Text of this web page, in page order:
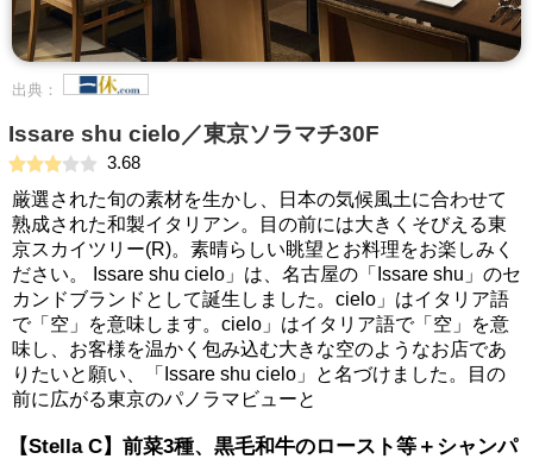
出典：
Issare shu cielo／東京ソラマチ30F
3.68
厳選された旬の素材を生かし、日本の気候風土に合わせて
熟成された和製イタリアン。目の前には大きくそびえる東
京スカイツリー(R)。素晴らしい眺望とお料理をお楽しみく
ださい。 Issare shu cielo」は、名古屋の「Issare shu」のセ
カンドブランドとして誕生しました。cielo」はイタリア語
で「空」を意味します。cielo」はイタリア語で「空」を意
味し、お客様を温かく包み込む大きな空のようなお店であ
りたいと願い、「Issare shu cielo」と名づけました。目の
前に広がる東京のパノラマビューと
【Stella C】前菜3種、黒毛和牛のロースト等＋シャンパ